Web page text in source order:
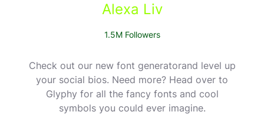
Alexa Liv
1.5M Followers
Check out our new font generatorand level up
your social bios. Need more? Head over to
Glyphy for all the fancy fonts and cool
symbols you could ever imagine.